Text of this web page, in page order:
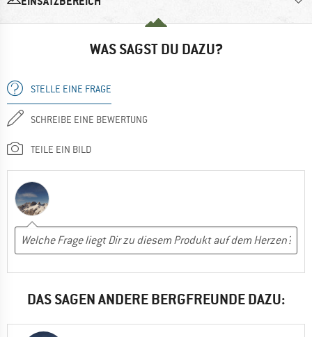
WAS SAGST DU DAZU?
STELLE EINE FRAGE
SCHREIBE EINE BEWERTUNG
TEILE EIN BILD
DAS SAGEN ANDERE BERGFREUNDE DAZU: